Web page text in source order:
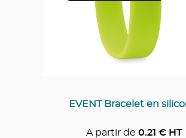
EVENT Bracelet en
A partir de 0.21 € HT